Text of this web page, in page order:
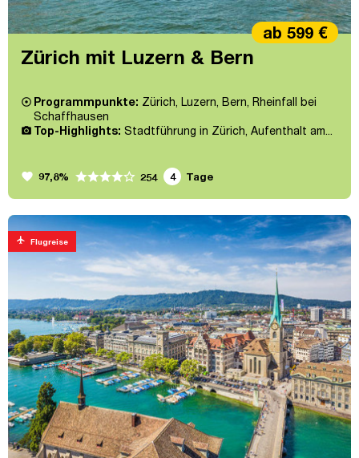
Zürich mit Luzern & Bern
Programmpunkte: Zürich, Luzern, Bern, Rheinfall bei
Schaffhausen
Top-Highlights: Stadtführung in Zürich, Aufenthalt am...
ab 599 €
favorite 97,8% 254 4 Tage
flight Flugreise